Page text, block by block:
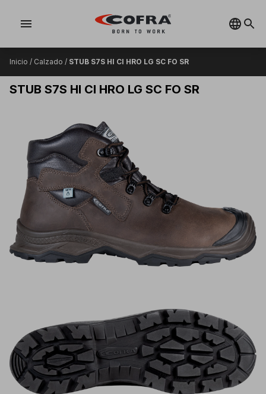
menu
Inicio / Calzado / STUB S7S HI CI HRO LG SC FO SR
STUB S7S HI CI HRO LG SC FO SR